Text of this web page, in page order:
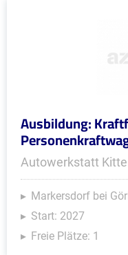
Ausbildung:
Autowerkstatt
Markersdorf bei
Start: 2027
Freie Plätze: 1